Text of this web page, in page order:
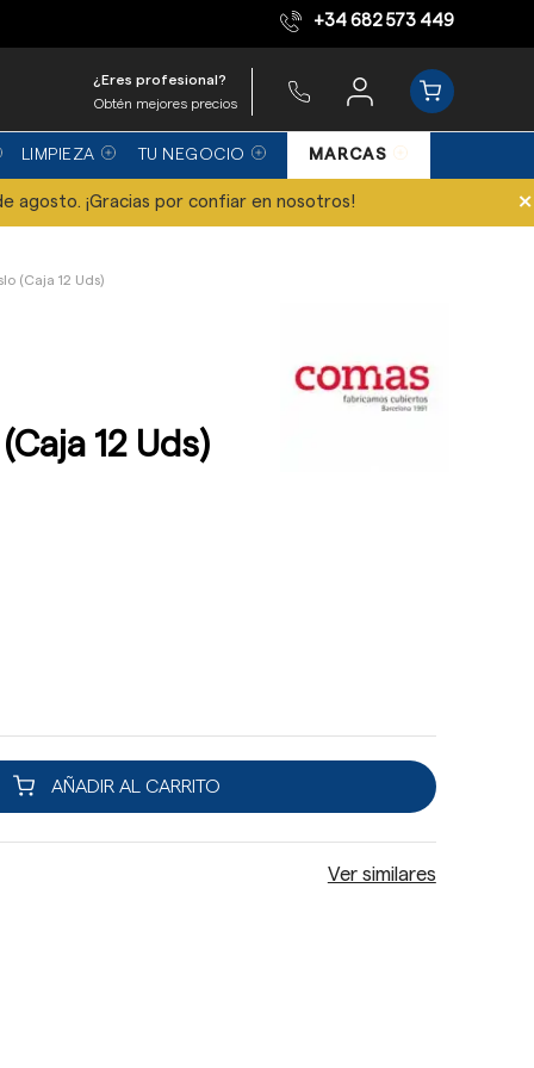
Equipo de expertos +34 682 573 449
¿Eres profesional?
Obtén mejores precios
LIMPIEZA TU NEGOCIO MARCAS
agosto. ¡Gracias por confiar en nosotros! ×
(Caja 12 Uds)
12 Uds)
AÑADIR AL CARRITO
Ver similares